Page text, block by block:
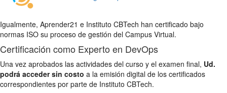
Igualmente, Aprender21 e Instituto CBTech han certificado bajo
normas ISO su proceso de gestión del Campus Virtual.
Certificación como Experto en DevOps
Una vez aprobados las actividades del curso y el examen final, Ud.
podrá acceder sin costo a la emisión digital de los certificados
correspondientes por parte de Instituto CBTech.